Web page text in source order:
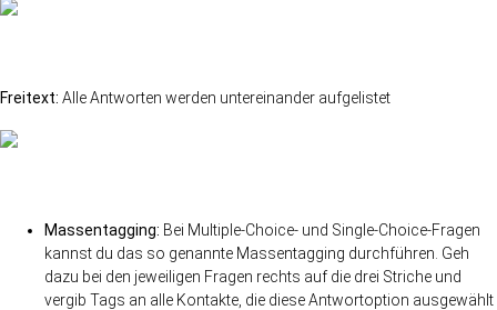
Freitext: Alle Antworten werden untereinander aufgelistet
Massentagging: Bei Multiple-Choice- und Single-Choice-Fragen
kannst du das so genannte Massentagging durchführen. Geh
dazu bei den jeweiligen Fragen rechts auf die drei Striche und
vergib Tags an alle Kontakte, die diese Antwortoption ausgewählt